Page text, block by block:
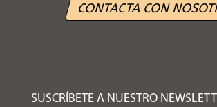
CONTACTA CON
SUSCRÍBETE A NUESTRO